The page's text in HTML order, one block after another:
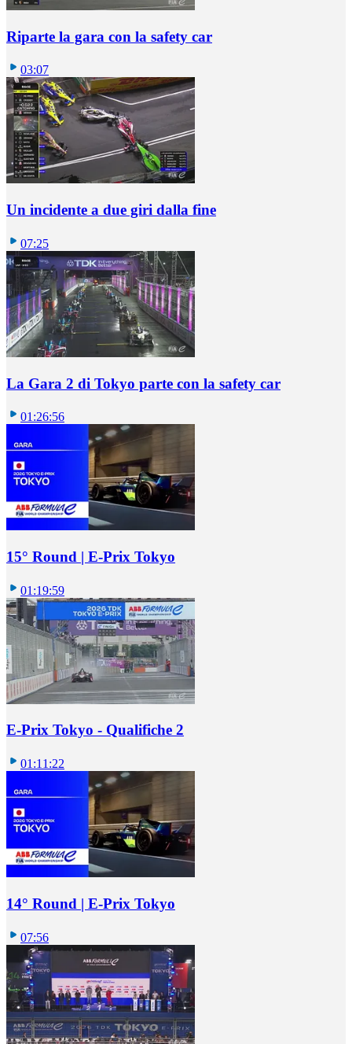
Riparte la gara con la safety car
03:07
Un incidente a due giri dalla fine
07:25
La Gara 2 di Tokyo parte con la safety car
01:26:56
15° Round | E-Prix Tokyo
01:19:59
E-Prix Tokyo - Qualifiche 2
01:11:22
14° Round | E-Prix Tokyo
07:56